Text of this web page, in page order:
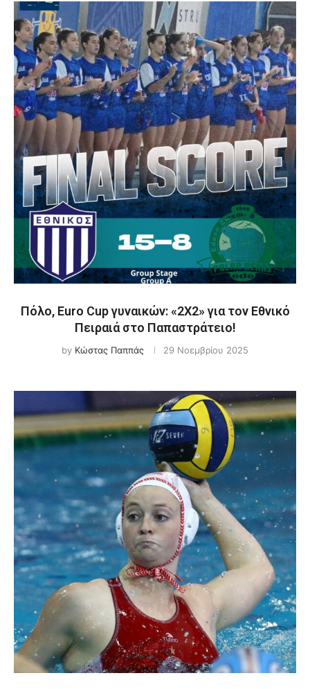
Πόλο, Euro Cup γυναικών: «2X2» για τον Εθνικό
Πειραιά στο Παπαστράτειο!
by Κώστας Παππάς 29 Νοεμβρίου 2025